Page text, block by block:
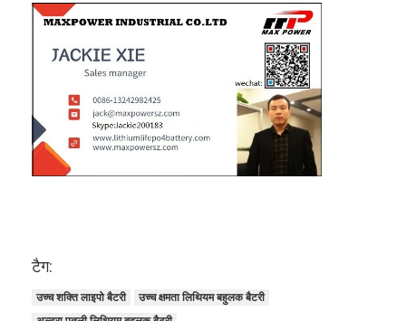
ली Socl2 बैटरी
प्राथमिक लिथियम बैटरी
हाइब्रिड कार बैटरी
टैग:
उच्च शक्ति लाइपो बैटरी
उच्च क्षमता लिथियम बहुलक बैटरी